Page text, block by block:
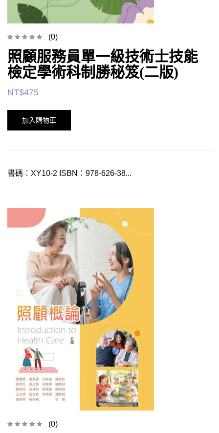
(0)
照顧服務員單一級技術士技能
檢定學術科制勝秘笈(二版)
NT$475
加入購物車
書碼：XY10-2 ISBN：978-626-38...
(0)